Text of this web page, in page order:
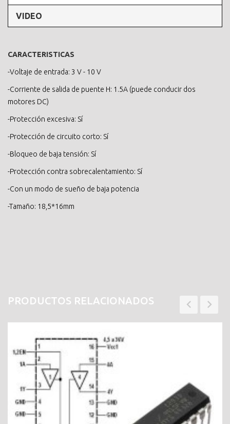
VIDEO
CARACTERISTICAS
-Voltaje de entrada: 3 V - 10 V
-Corriente de salida de puente H: 1.5A (puede conducir dos
motores DC)
-Protección excesiva: Sí
-Protección de circuito corto: Sí
-Bloqueo de baja tensión: Sí
-Protección contra sobrecalentamiento: Sí
-Con un modo de sueño de baja potencia
-Tamaño: 18,5*16mm
PRODUCTOS RELACIONADOS